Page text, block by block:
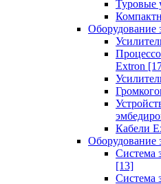
Туровые
Оборудование
Extron
Кабели
Оборудование
Система
[13]
Система